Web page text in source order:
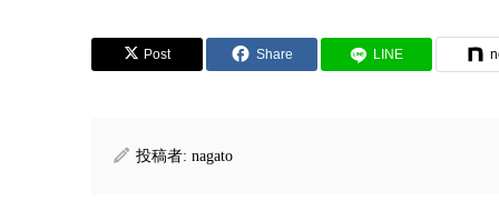
Post Share LINE
投稿者: nagato